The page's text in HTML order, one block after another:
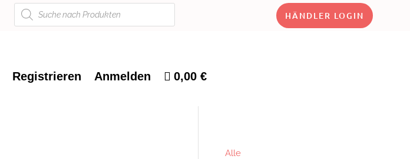
Products
search
HÄNDLER LOGIN
Registrieren Anmelden 0,00 €
Alle